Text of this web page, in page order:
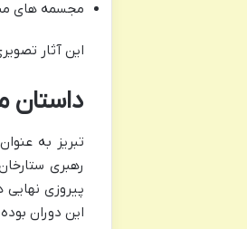
مجسمه های
این آثار
داستان
تبریز به
رهبری
پیروزی
این دوران